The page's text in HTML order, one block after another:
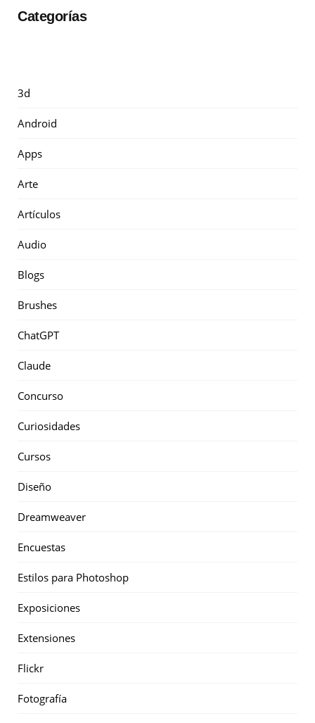
Categorías
3d
Android
Apps
Arte
Artículos
Audio
Blogs
Brushes
ChatGPT
Claude
Concurso
Curiosidades
Cursos
Diseño
Dreamweaver
Encuestas
Estilos para Photoshop
Exposiciones
Extensiones
Flickr
Fotografía